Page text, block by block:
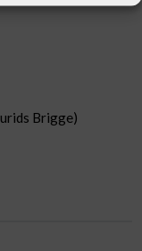
Brigge)